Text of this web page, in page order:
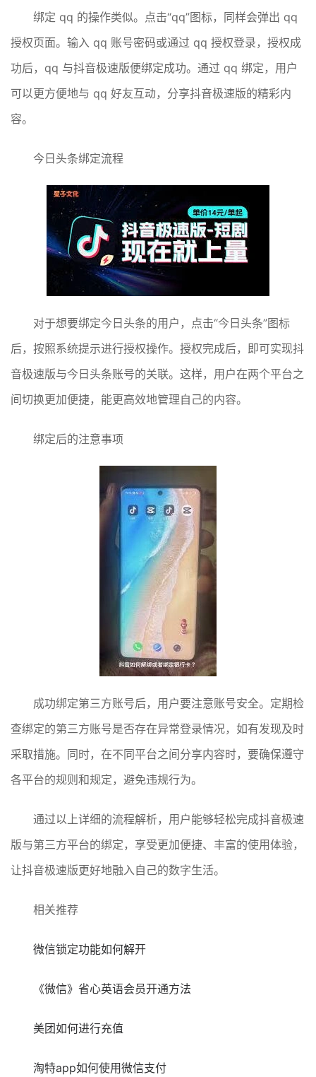
绑定 qq 的操作类似。点击“qq”图标，同样会弹出 qq
授权页面。输入 qq 账号密码或通过 qq 授权登录，授权成
功后，qq 与抖音极速版便绑定成功。通过 qq 绑定，用户
可以更方便地与 qq 好友互动，分享抖音极速版的精彩内
容。
今日头条绑定流程
对于想要绑定今日头条的用户，点击“今日头条”图标
后，按照系统提示进行授权操作。授权完成后，即可实现抖
音极速版与今日头条账号的关联。这样，用户在两个平台之
间切换更加便捷，能更高效地管理自己的内容。
绑定后的注意事项
成功绑定第三方账号后，用户要注意账号安全。定期检
查绑定的第三方账号是否存在异常登录情况，如有发现及时
采取措施。同时，在不同平台之间分享内容时，要确保遵守
各平台的规则和规定，避免违规行为。
通过以上详细的流程解析，用户能够轻松完成抖音极速
版与第三方平台的绑定，享受更加便捷、丰富的使用体验，
让抖音极速版更好地融入自己的数字生活。
相关推荐
微信锁定功能如何解开
《微信》省心英语会员开通方法
美团如何进行充值
淘特app如何使用微信支付